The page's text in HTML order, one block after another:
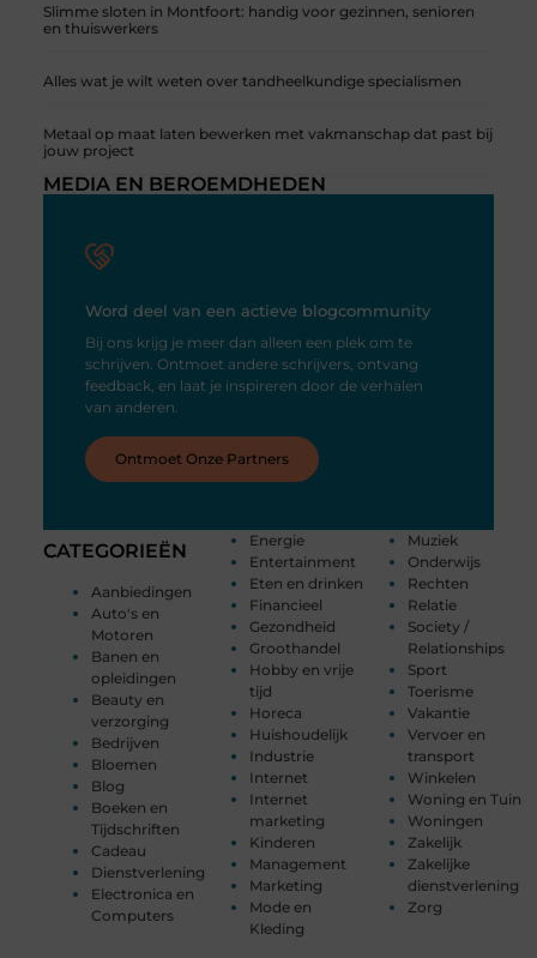
Slimme sloten in Montfoort: handig voor gezinnen, senioren
en thuiswerkers
Alles wat je wilt weten over tandheelkundige specialismen
Metaal op maat laten bewerken met vakmanschap dat past bij
jouw project
CATEGORIEËN
Aanbiedingen
Auto's en
Motoren
Banen en
opleidingen
Beauty en
verzorging
Bedrijven
Bloemen
Blog
Boeken en
Tijdschriften
Cadeau
Dienstverlening
Electronica en
Computers
Energie
Entertainment
Eten en drinken
Financieel
Gezondheid
Groothandel
Hobby en vrije
tijd
Horeca
Huishoudelijk
Industrie
Internet
Internet
marketing
Kinderen
Management
Marketing
Mode en
Kleding
Muziek
Onderwijs
Rechten
Relatie
Society /
Relationships
Sport
Toerisme
Vakantie
Vervoer en
transport
Winkelen
Woning en Tuin
Woningen
Zakelijk
Zakelijke
dienstverlening
Zorg
MEDIA EN BEROEMDHEDEN
Word deel van een actieve blogcommunity
Bij ons krijg je meer dan alleen een plek om te
schrijven. Ontmoet andere schrijvers, ontvang
feedback, en laat je inspireren door de verhalen
van anderen.
Ontmoet Onze Partners